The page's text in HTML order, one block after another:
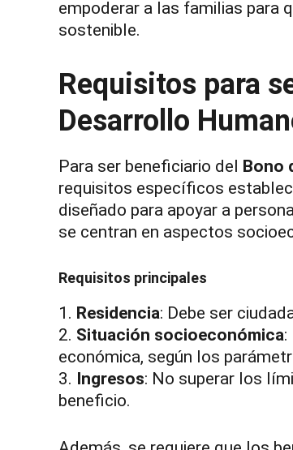
empoderar a las familias para
sostenible.
Requisitos para
Desarrollo
Para ser beneficiario del Bono
requisitos específicos
diseñado para apoyar a
se centran en aspectos
Requisitos principales
1. Residencia: Debe ser
2. Situación socioeconómica:
económica, según los
3. Ingresos: No superar los
beneficio.